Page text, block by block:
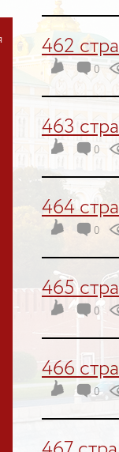
462
0
463
0
464
0
465
0
466
0